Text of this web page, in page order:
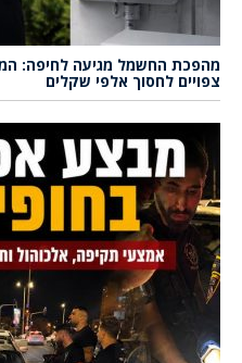
מהפכת החשמל מגיעה לחיפה:
צפויים לחסוך אלפי שקלים